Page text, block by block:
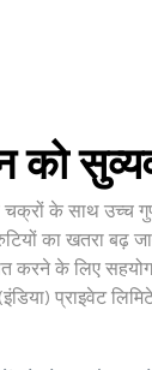
को
के साथ
का खतरा
के लिए
प्राइवेट